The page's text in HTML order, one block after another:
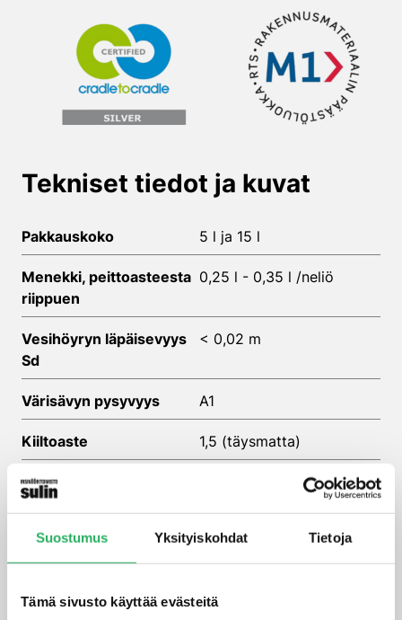
Suostumus Yksityiskohdat Tietoja
Tämä sivusto käyttää evästeitä
Tekniset tiedot ja kuvat
Pakkauskoko 5 l ja 15 l
Menekki, peittoasteesta
riippuen
0,25 l - 0,35 l /neliö
Vesihöyryn läpäisevyys
Sd
< 0,02 m
Värisävyn pysyvyys A1
Kiiltoaste 1,5 (täysmatta)
Paloluokka
Keim-Concretal-Base-tekninen-esite